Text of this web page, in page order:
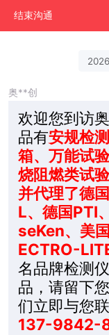
结束沟通
奥**创
欢迎您到访
品有安规检
箱、万能试
烧阻燃类试
并代理了德
L、德国PTI
seKen、美
ECTRO-
名品牌检测
品，请留下
们立即与您
137-9842-